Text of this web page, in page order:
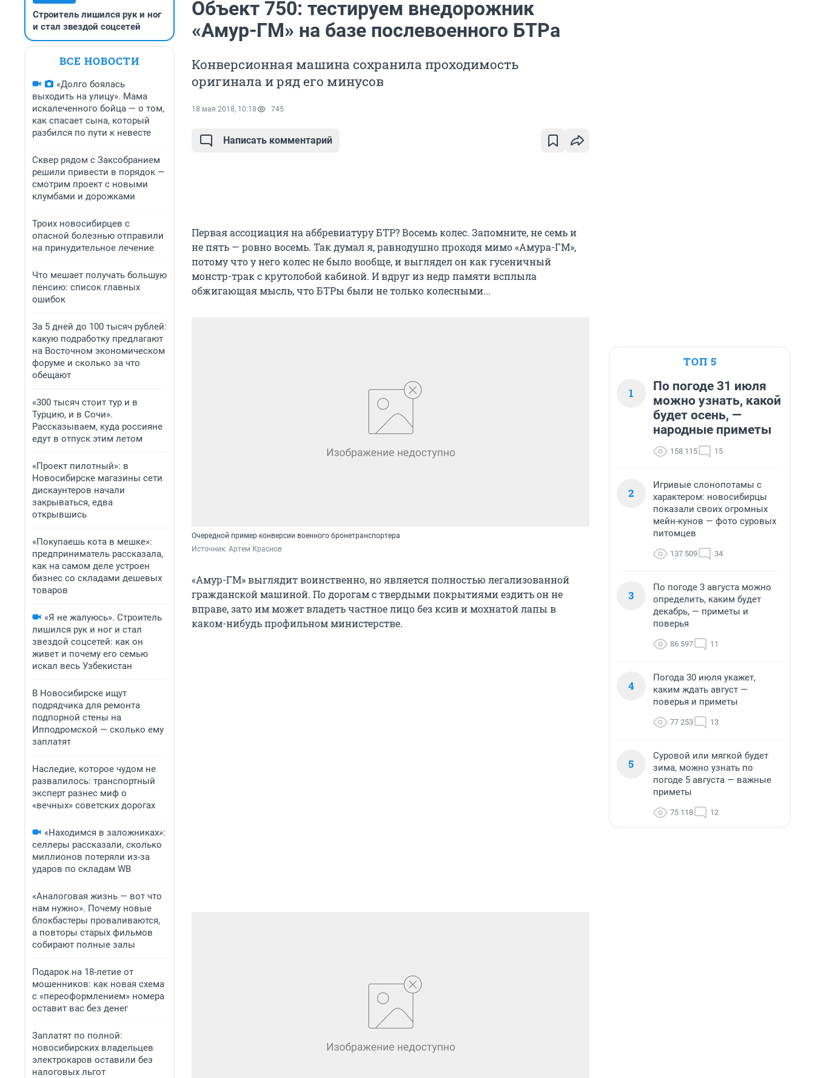
Строитель лишился рук и ног
и стал звездой соцсетей
ВСЕ НОВОСТИ
«Долго боялась
выходить на улицу». Мама
искалеченного бойца — о том,
как спасает сына, который
разбился по пути к невесте
Сквер рядом с Заксобранием
решили привести в порядок —
смотрим проект с новыми
клумбами и дорожками
Троих новосибирцев с
опасной болезнью отправили
на принудительное лечение
Что мешает получать большую
пенсию: список главных
ошибок
За 5 дней до 100 тысяч рублей:
какую подработку предлагают
на Восточном экономическом
форуме и сколько за что
обещают
«300 тысяч стоит тур и в
Турцию, и в Сочи».
Рассказываем, куда россияне
едут в отпуск этим летом
«Проект пилотный»: в
Новосибирске магазины сети
дискаунтеров начали
закрываться, едва
открывшись
«Покупаешь кота в мешке»:
предприниматель рассказала,
как на самом деле устроен
бизнес со складами дешевых
товаров
«Я не жалуюсь». Строитель
лишился рук и ног и стал
звездой соцсетей: как он
живет и почему его семью
искал весь Узбекистан
В Новосибирске ищут
подрядчика для ремонта
подпорной стены на
Ипподромской — сколько ему
заплатят
Наследие, которое чудом не
развалилось: транспортный
эксперт разнес миф о
«вечных» советских дорогах
«Находимся в заложниках»:
селлеры рассказали, сколько
миллионов потеряли из-за
ударов по складам WB
«Аналоговая жизнь — вот что
нам нужно». Почему новые
блокбастеры проваливаются,
а повторы старых фильмов
собирают полные залы
Подарок на 18-летие от
мошенников: как новая схема
с «переоформлением» номера
оставит вас без денег
Заплатят по полной:
новосибирских владельцев
электрокаров оставили без
налоговых льгот
Объект 750: тестируем внедорожник
«Амур-ГМ» на базе послевоенного БТРа
Конверсионная машина сохранила проходимость
оригинала и ряд его минусов
18 мая 2018, 10:18 745
Написать комментарий
Первая ассоциация на аббревиатуру БТР? Восемь колес. Запомните, не семь и
не пять — ровно восемь. Так думал я, равнодушно проходя мимо «Амура-ГМ»,
потому что у него колес не было вообще, и выглядел он как гусеничный
монстр-трак с крутолобой кабиной. И вдруг из недр памяти всплыла
обжигающая мысль, что БТРы были не только колесными...
Очередной пример конверсии военного бронетранспортера
Источник: Артем Краснов
«Амур-ГМ» выглядит воинственно, но является полностью легализованной
гражданской машиной. По дорогам с твердыми покрытиями ездить он не
вправе, зато им может владеть частное лицо без ксив и мохнатой лапы в
каком-нибудь профильном министерстве.
ТОП 5
1
По погоде 31 июля
можно узнать, какой
будет осень, —
народные приметы
158 115 15
2
Игривые слонопотамы с
характером: новосибирцы
показали своих огромных
мейн-кунов — фото суровых
питомцев
137 509 34
3
По погоде 3 августа можно
определить, каким будет
декабрь, — приметы и
поверья
86 597 11
4
Погода 30 июля укажет,
каким ждать август —
поверья и приметы
77 253 13
5
Суровой или мягкой будет
зима, можно узнать по
погоде 5 августа — важные
приметы
75 118 12